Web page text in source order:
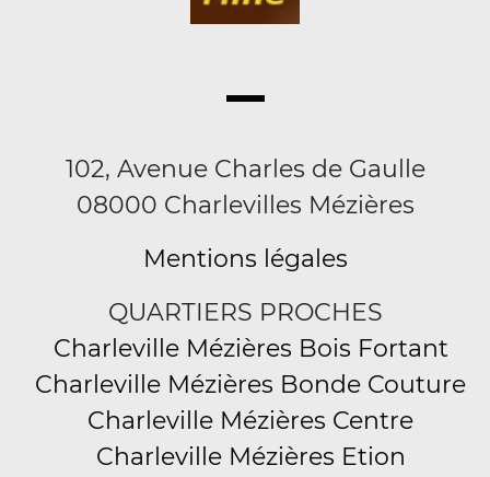
102, Avenue Charles de Gaulle
08000 Charlevilles Mézières
Mentions légales
QUARTIERS PROCHES
Charleville Mézières Bois Fortant
Charleville Mézières Bonde Couture
Charleville Mézières Centre
Charleville Mézières Etion